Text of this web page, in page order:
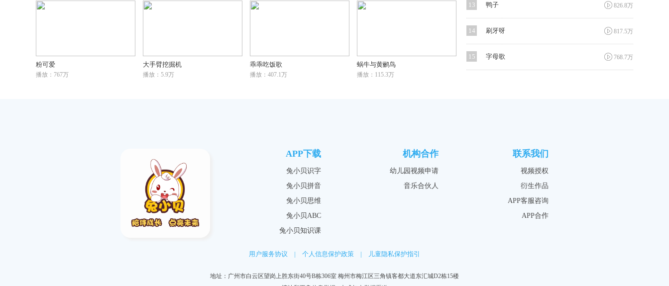
粉可爱
播放：767万
大手臂挖掘机
播放：5.9万
乖乖吃饭歌
播放：407.1万
蜗牛与黄鹂鸟
播放：115.3万
13 鸭子  826.8万
14 刷牙呀  817.5万
15 字母歌  768.7万
APP下载
兔小贝识字
兔小贝拼音
兔小贝思维
兔小贝ABC
兔小贝知识课
机构合作
幼儿园视频申请
音乐合伙人
联系我们
视频授权
衍生作品
APP客服咨询
APP合作
用户服务协议 | 个人信息保护政策 | 儿童隐私保护指引
地址：广州市白云区望岗上胜东街40号B栋306室 梅州市梅江区三角镇客都大道东汇城D2栋15楼